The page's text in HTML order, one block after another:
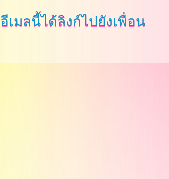
อีเมลนี้ได้ลิงก์ไปยังเพื่อน